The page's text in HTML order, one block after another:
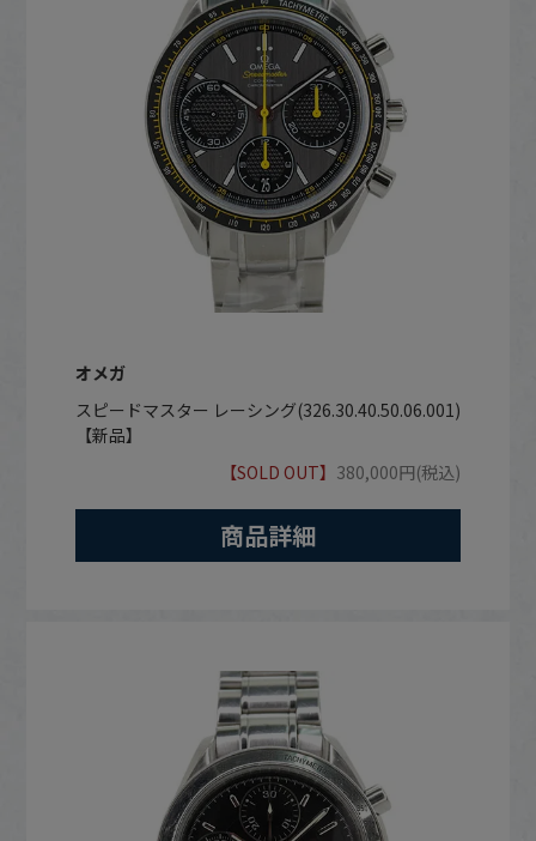
オメガ
スピードマスター レーシング(326.30.40.50.06.001)
【新品】
【SOLD OUT】 380,000円(税込)
商品詳細